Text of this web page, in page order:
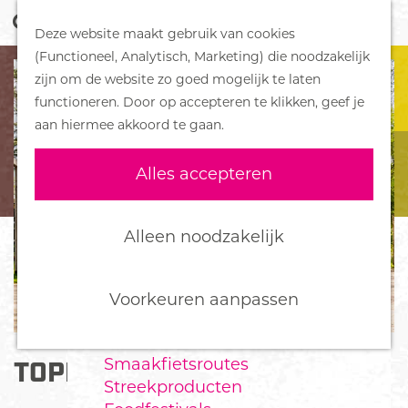
Deze website maakt gebruik van cookies
(Functioneel, Analytisch, Marketing) die noodzakelijk
zijn om de website zo goed mogelijk te laten
functioneren. Door op accepteren te klikken, geef je
aan hiermee akkoord te gaan.
Alles accepteren
Alleen noodzakelijk
Voorkeuren aanpassen
G
a
n
a
a
r
d
m
e
p
a
g
e
o
e
k
e
n
M
e
n
u
DORPEN
Bennekom
De Klomp
Deelen
Ederveen
Harskamp
Hoenderloo
Wekerom
Smaakfietsroutes
Streekproducten
TOPPARKEN BOSPARK EDE